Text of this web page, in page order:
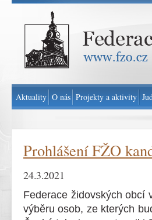
Federace židovských obcí v ČR - www.fzo.cz
Prohlášení FŽO
24.3.2021
Federace židovských obcí
výběru osob, ze kterých
Aktuality O nás Projekty a aktivity